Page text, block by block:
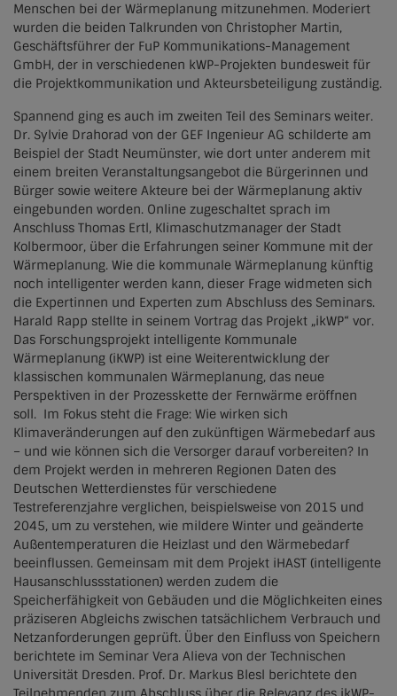
Menschen bei der Wärmeplanung mitzunehmen. Moderiert
wurden die beiden Talkrunden von Christopher Martin,
Geschäftsführer der FuP Kommunikations-Management
GmbH, der in verschiedenen kWP-Projekten bundesweit für
die Projektkommunikation und Akteursbeteiligung zuständig.
Spannend ging es auch im zweiten Teil des Seminars weiter.
Dr. Sylvie Drahorad von der GEF Ingenieur AG schilderte am
Beispiel der Stadt Neumünster, wie dort unter anderem mit
einem breiten Veranstaltungsangebot die Bürgerinnen und
Bürger sowie weitere Akteure bei der Wärmeplanung aktiv
eingebunden worden. Online zugeschaltet sprach im
Anschluss Thomas Ertl, Klimaschutzmanager der Stadt
Kolbermoor, über die Erfahrungen seiner Kommune mit der
Wärmeplanung. Wie die kommunale Wärmeplanung künftig
noch intelligenter werden kann, dieser Frage widmeten sich
die Expertinnen und Experten zum Abschluss des Seminars.
Harald Rapp stellte in seinem Vortrag das Projekt „ikWP“ vor.
Das Forschungsprojekt intelligente Kommunale
Wärmeplanung (iKWP) ist eine Weiterentwicklung der
klassischen kommunalen Wärmeplanung, das neue
Perspektiven in der Prozesskette der Fernwärme eröffnen
soll. Im Fokus steht die Frage: Wie wirken sich
Klimaveränderungen auf den zukünftigen Wärmebedarf aus
– und wie können sich die Versorger darauf vorbereiten? In
dem Projekt werden in mehreren Regionen Daten des
Deutschen Wetterdienstes für verschiedene
Testreferenzjahre verglichen, beispielsweise von 2015 und
2045, um zu verstehen, wie mildere Winter und geänderte
Außentemperaturen die Heizlast und den Wärmebedarf
beeinflussen. Gemeinsam mit dem Projekt iHAST (intelligente
Hausanschlussstationen) werden zudem die
Speicherfähigkeit von Gebäuden und die Möglichkeiten eines
präziseren Abgleichs zwischen tatsächlichem Verbrauch und
Netzanforderungen geprüft. Über den Einfluss von Speichern
berichtete im Seminar Vera Alieva von der Technischen
Universität Dresden. Prof. Dr. Markus Blesl berichtete den